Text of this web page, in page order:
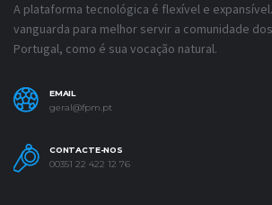
A plataforma tecnológica é flexível e
vanguarda para melhor servir a comunidade
Portugal, como é sua vocação natural.
EMAIL
geral@fpm.pt
CONTACTE-NOS
00351 22 422 12 76